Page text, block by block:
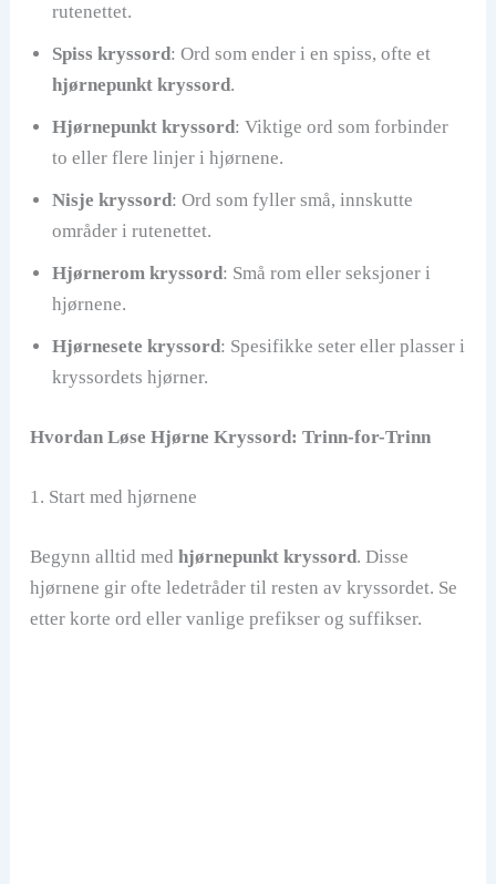
rutenettet.
Spiss kryssord: Ord som ender i en spiss, ofte et
hjørnepunkt kryssord.
Hjørnepunkt kryssord: Viktige ord som forbinder
to eller flere linjer i hjørnene.
Nisje kryssord: Ord som fyller små, innskutte
områder i rutenettet.
Hjørnerom kryssord: Små rom eller seksjoner i
hjørnene.
Hjørnesete kryssord: Spesifikke seter eller plasser i
kryssordets hjørner.
Hvordan Løse Hjørne Kryssord: Trinn-for-Trinn
1. Start med hjørnene
Begynn alltid med hjørnepunkt kryssord. Disse
hjørnene gir ofte ledetråder til resten av kryssordet. Se
etter korte ord eller vanlige prefikser og suffikser.